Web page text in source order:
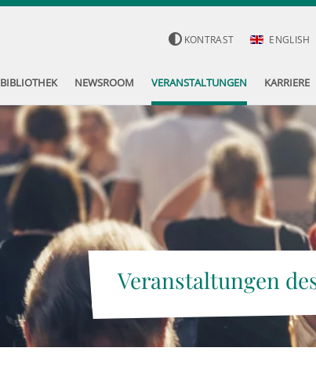
KONTRAST ENGLISH
BIBLIOTHEK NEWSROOM VERANSTALTUNGEN KARRIERE
Veranstaltungen